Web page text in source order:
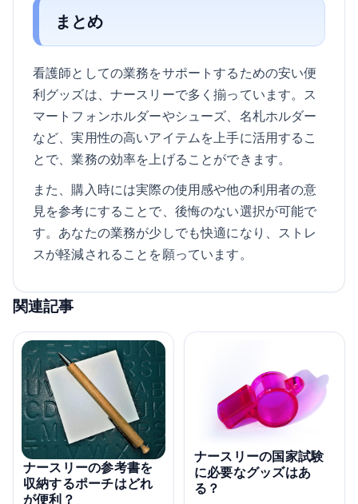
まとめ
看護師としての業務をサポートするための安い便
利グッズは、ナースリーで多く揃っています。ス
マートフォンホルダーやシューズ、名札ホルダー
など、実用性の高いアイテムを上手に活用するこ
とで、業務の効率を上げることができます。
また、購入時には実際の使用感や他の利用者の意
見を参考にすることで、後悔のない選択が可能で
す。あなたの業務が少しでも快適になり、ストレ
スが軽減されることを願っています。
関連記事
ナースリーの参考書を
収納するポーチはどれ
が便利？
ナースリーの国家試験
に必要なグッズはあ
る？